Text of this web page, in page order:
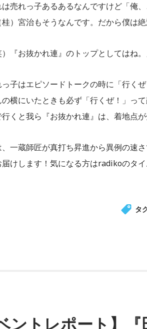
は売れっ子あるあるなんですけど「俺
）宮治もそうなんです。だから僕は
『お抜かれ連』のトップとしてはね。
っ子はエピソードトークの時に「行く
横にいたときも必ず「行くぜ！」っ
行くと我ら『お抜かれ連』は、着地点
、一蔵師匠が真打ち昇進から異例の速
届けします！気になる方はradikoのタ
タ
ントレポート】